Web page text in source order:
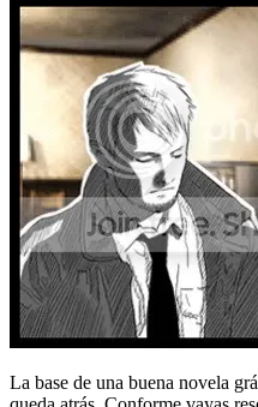
La base de una buena novela